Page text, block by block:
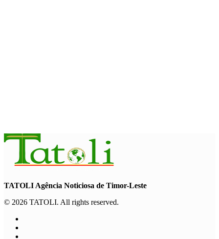
TATOLI Agência Noticiosa de Timor-Leste
© 2026 TATOLI. All rights reserved.